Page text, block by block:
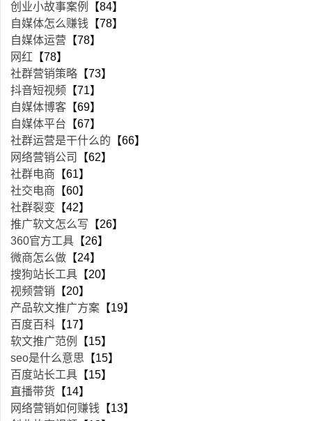
创业小故事案例
【84】
自媒体怎么赚钱 【78】
自媒体运营 【78】
网红 【78】
社群营销策略 【73】
抖音短视频 【71】
自媒体博客 【69】
自媒体平台 【67】
社群运营是干什么的 【66】
网络营销公司
【62】
社群电商 【61】
社交电商 【60】
社群裂变 【42】
推广软文怎么写 【26】
360官方工具 【26】
微商怎么做 【24】
搜狗站长工具 【20】
视频营销 【20】
产品软文推广方案 【19】
百度百科 【17】
软文推广范例
【15】
seo是什么意思 【15】
百度站长工具 【15】
直播带货 【14】
网络营销如何赚钱 【13】